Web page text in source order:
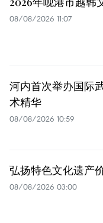
08/08/2026 11:07
河内首次举办国际
术精华
08/08/2026 10:59
弘扬特色文化遗产
08/08/2026 03:00